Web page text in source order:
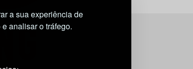
a sua experiência de
analisar o tráfego.